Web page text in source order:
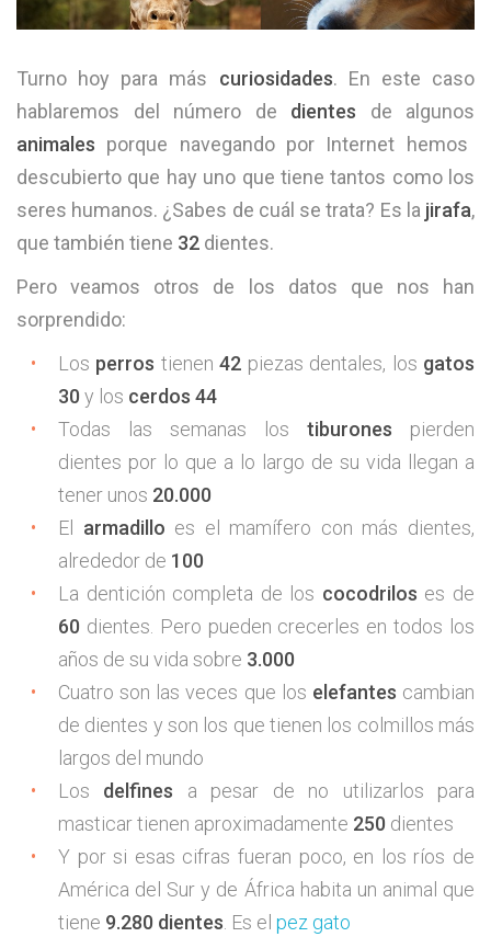
Turno hoy para más curiosidades. En este caso
hablaremos del número de dientes de algunos
animales porque navegando por Internet hemos
descubierto que hay uno que tiene tantos como los
seres humanos. ¿Sabes de cuál se trata? Es la jirafa,
que también tiene 32 dientes.
Pero veamos otros de los datos que nos han
sorprendido:
Los perros tienen42 piezas dentales, los gatos
30 y los cerdos 44
Todas las semanas los tiburones pierden
dientes por lo que a lo largo de su vida llegan a
tener unos 20.000
El armadillo es el mamífero con más dientes,
alrededor de 100
La dentición completa de los cocodrilos es de
60 dientes. Pero pueden crecerles en todos los
años de su vida sobre 3.000
Cuatro son las veces que los elefantes cambian
de dientes y son los que tienen los colmillos más
largos del mundo
Los delfines a pesar de no utilizarlos para
masticar tienen aproximadamente 250 dientes
Y por si esas cifras fueran poco, en los ríos de
América del Sur y de África habita un animal que
tiene 9.280 dientes . Es el pez gato